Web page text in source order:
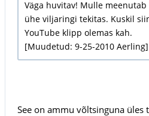
Väga huvitav! Mulle
ühe viljaringi tekitas. Kuskil
YouTube klipp olemas kah.
[Muudetud: 9-25-2010 Aerling]
See on ammu võltsinguna üles